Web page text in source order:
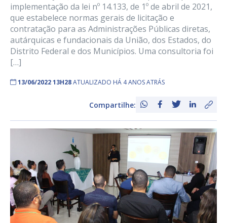
implementação da lei nº 14.133, de 1º de abril de 2021,
que estabelece normas gerais de licitação e
contratação para as Administrações Públicas diretas,
autárquicas e fundacionais da União, dos Estados, do
Distrito Federal e dos Municípios. Uma consultoria foi
[…]
13/06/2022 13H28ATUALIZADO HÁ 4 ANOS ATRÁS
Compartilhe: